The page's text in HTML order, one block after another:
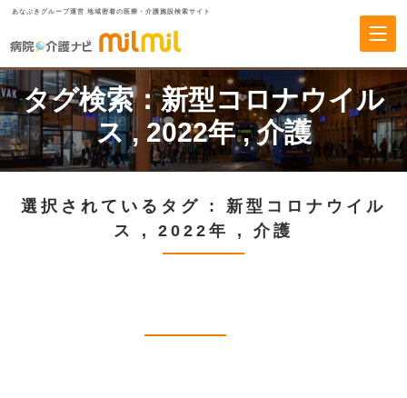
あなぶきグループ運営 地域密着の医療・介護施設検索サイト
タグ検索：新型コロナウイル
ス, 2022年,介護
選択されているタグ : 新型コロナウイル
ス
, 2022年 , 介護